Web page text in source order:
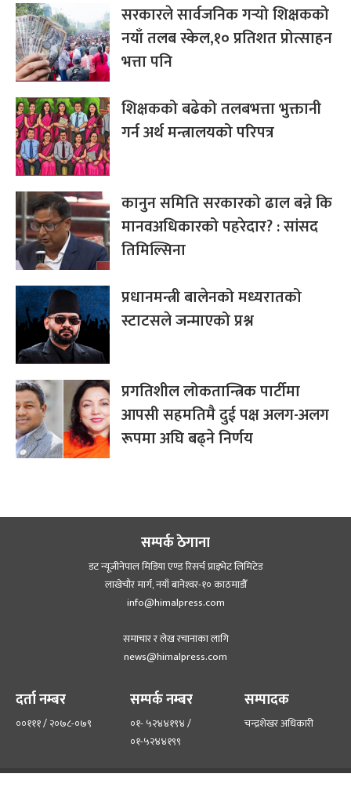
सरकारले सार्वजनिक गर्‍यो शिक्षकको
नयाँ तलब स्केल,१० प्रतिशत प्रोत्साहन
भत्ता पनि
शिक्षकको बढेको तलबभत्ता भुक्तानी
गर्न अर्थ मन्त्रालयको परिपत्र
कानुन समिति सरकारको ढाल बन्ने कि
मानवअधिकारको पहरेदार? : सांसद
तिमिल्सिना
प्रधानमन्त्री बालेनको मध्यरातको
स्टाटसले जन्माएको प्रश्न
प्रगतिशील लोकतान्त्रिक पार्टीमा
आपसी सहमतिमै दुई पक्ष अलग-अलग
रूपमा अघि बढ्ने निर्णय
सम्पर्क ठेगाना
डट न्यूजीनेपाल मिडिया एण्ड रिसर्च प्राइभेट लिमिटेड
लाखेचौर मार्ग, नयाँ बानेश्‍वर-१० काठमाडौँ
info@himalpress.com
समाचार र लेख रचानाका लागि
news@himalpress.com
दर्ता नम्बर
००१११ / २०७८-०७९
सम्पर्क नम्बर
०१- ५२४४१९४ /
०१-५२४४१९९
सम्पादक
चन्द्रशेखर अधिकारी